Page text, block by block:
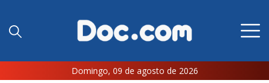
Domingo, 09 de agosto de 2026